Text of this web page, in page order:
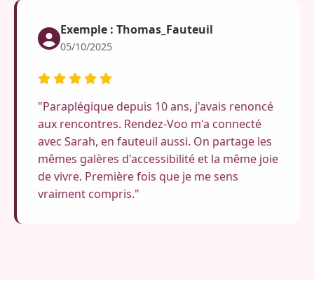
Exemple : Thomas_Fauteuil
05/10/2025
"Paraplégique depuis 10 ans, j'avais renoncé
aux rencontres. Rendez-Voo m'a connecté
avec Sarah, en fauteuil aussi. On partage les
mêmes galères d'accessibilité et la même joie
de vivre. Première fois que je me sens
vraiment compris."